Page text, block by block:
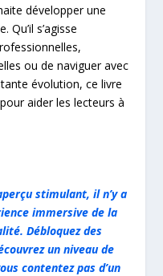
développer une
s’agisse
ou de naviguer avec
évolution, ce livre
aider les lecteurs à
stimulant, il n’y a
immersive de la
Débloquez des
un niveau de
contentez pas d’un